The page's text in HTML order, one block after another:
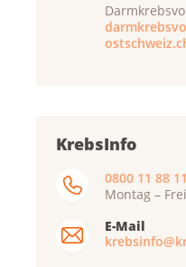
KrebsInfo
0800 11 88 11
Montag –
E-Mail